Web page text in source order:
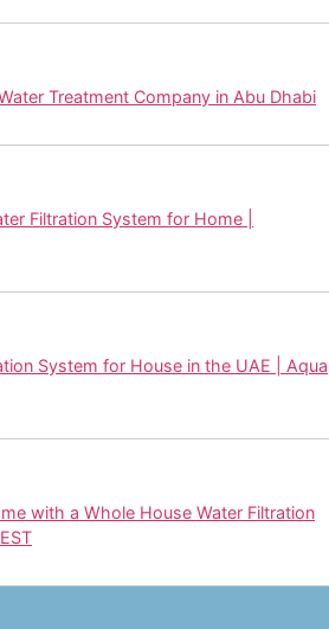
Treatment Company in Abu Dhabi
Filtration System for Home |
System for House in the UAE | Aqua
with a Whole House Water Filtration